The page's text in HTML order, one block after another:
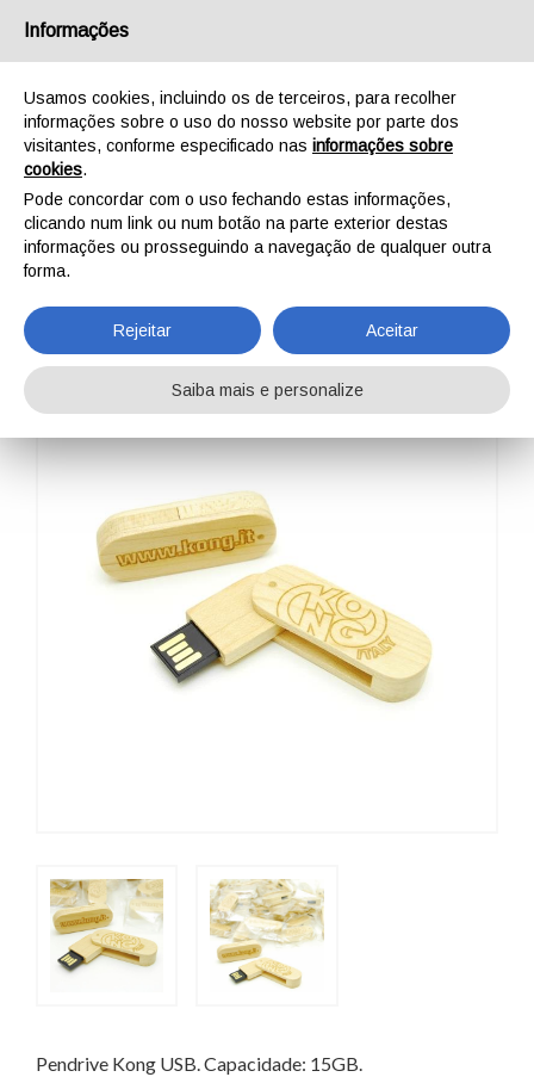
USB PENDRIVE
Pendrive Kong USB. Capacidade: 15GB.
Informações
Usamos cookies, incluindo os de terceiros, para recolher
informações sobre o uso do nosso website por parte dos
visitantes, conforme especificado nas informações sobre
cookies.
Pode concordar com o uso fechando estas informações,
clicando num link ou num botão na parte exterior destas
informações ou prosseguindo a navegação de qualquer outra
forma.
Rejeitar Aceitar
Saiba mais e personalize